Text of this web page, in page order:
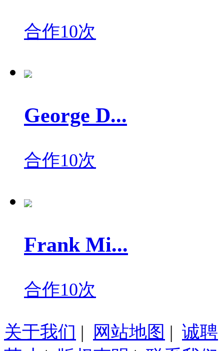
合作10次
George D...
合作10次
Frank Mi...
合作10次
关于我们 | 网站地图 | 诚聘